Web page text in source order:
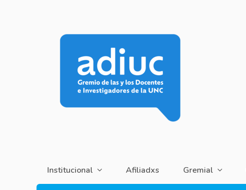
Institucional Afiliadxs Gremial